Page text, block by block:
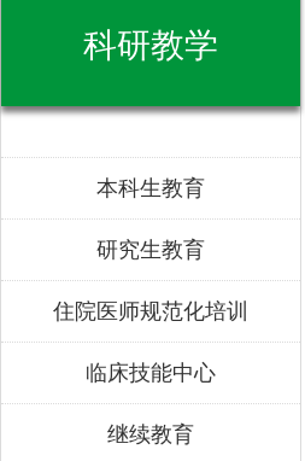
科研教学
本科生教育
研究生教育
住院医师规范化培训
临床技能中心
继续教育